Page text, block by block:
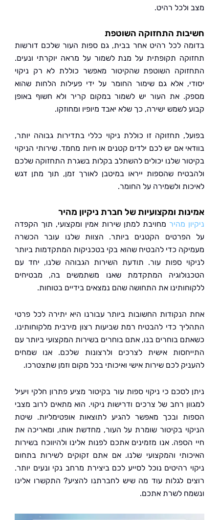
רהיט.
התחזוקה השוטפת
לכל רהיט אחר בבית, גם ספות העור שלכם דורשות
תקופתית על מנת לשמור על מראה יוקרתי ונעים.
השוטפת שהקיטור מאפשר כוללת לא רק ניקוי
אלא גם שימור החומר על ידי פעילות הלחות שהוא
את העור יש לשמור במקום קריר ולא חשוף באופן
לשמש ישירה, כך שלא יאבד מיופיו ומחוזקו.
תחזוקה זו כוללת ניקוי כללי בתדירות גבוהה יותר,
אם יש לכם ילדים קטנים או חיות מחמד. שירותי הניקוי
שלנו יכולים להשתלב בקלות בשגרת התחזוקה שלכם
שהספות ייראו במיטבן לאורך זמן, תוך מתן דגש
ולשמירה על החומר.
ומקצועיות של חברת ניקיון מהיר
מהירמחויבת למתן שירות אמין ומקצועי, תוך הקפדה
הקטנים ביותר. הצוות שלנו עובר הכשרה
כדי להבטיח שהוא בקי בטכניקות המתקדמות ביותר
ספות עור. תודעת השירות הגבוהה שלנו, יחד עם
המתקדמת שאנו משתמשים בה, מבטיחים
את התחושה שהם נמצאים בידיים בטוחות.
החשובות ביותר עבורנו היא יתירה לכל פרטי
כדי להבטיח רמת שביעות רצון מירבית מלקוחותינו.
בוחרים בנו, אתם בוחרים בשירות המקצועי ביותר עם
אישית לצרכים ולרצונות שלכם. אנו שמחים
לכם שירות אישי ואיכותי בכל מקום וזמן שתצטרכו.
לסכם כי ניקוי ספות עור בקיטור מציע פתרון חלקי ויעיל
רחב של צרכים ודרישות ניקוי. הוא מתאים לרוב מצבי
ובכך מאפשר להגיע לתוצאות אופטימליות. שיטת
בקיטור שומרת על העור, מחדשת אותו, ומאריכה את
אנו מזמינים אתכם לפנות אלינו ולהיווכח בשירות
והמקצועי שלנו. אם אתם זקוקים לשירות בתחום
רהיטים נוכל לסייע לכם ביצירת מרחב נקי ונעים יותר.
לגלות עוד מה שיש לחברתנו להציע? התקשרו אלינו
לשרת אתכם.